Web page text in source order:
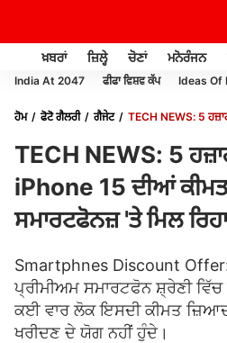
ਖ਼ਬਰਾਂ ਜ਼ਿਲ੍ਹੇ ਚੋਣਾਂ ਮਨੋਰੰਜਨ
India At 2047 ਫੀਫਾ ਵਿਸ਼ਵ ਕੱਪ Ideas Of
ਹੋਮ ਫੋਟੋ ਗੈਲਰੀ ਗੈਜੇਟ
TECH NEWS: 5
TECH NEWS: 5
iPhone 15 ਦੀਆਂ
ਸਮਾਰਟਫੋਨਜ਼ 'ਤੇ ਮਿਲ
Smartphnes Discount
ਪ੍ਰੀਮੀਅਮ ਸਮਾਰਟਫੋਨ ਸ਼੍ਰੇਣੀ
ਕਈ ਵਾਰ ਲੋਕ ਇਸਦੀ ਕੀਮਤ
ਖਰੀਦਣ ਦੇ ਯੋਗ ਨਹੀਂ ਹੁੰਦੇ।